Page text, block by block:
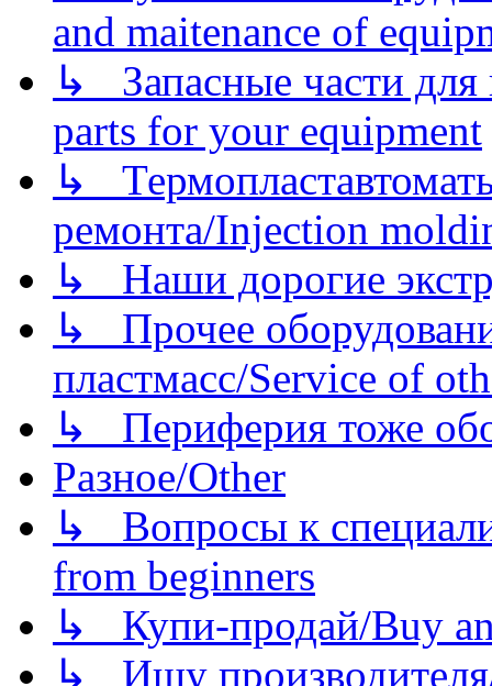
and maitenance of
↳ Запасные части для
parts for your equipment
↳
ремонта/Injection
↳ Наши дорогие
↳ Прочее
пластмасс/Service of
↳ Периферия тоже
Разное/Other
↳ Вопросы к
from beginners
↳ Купи-продай/Buy
↳ Ищу